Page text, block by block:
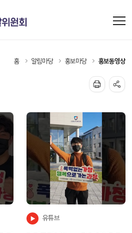
홈 알림마당 홍보마당 홍보동영상
유튜브